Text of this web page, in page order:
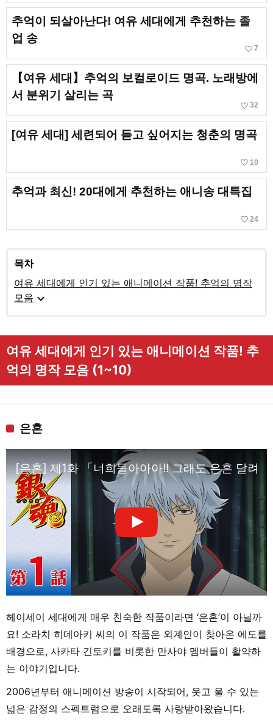
추억이 되살아난다! 여유 세대에게 추천하는 졸
업 송
favorite_border 7
【여유 세대】추억의 보컬로이드 명곡. 노래방에
서 분위기 살리는 곡
favorite_border 32
[여유 세대] 세련되어 듣고 싶어지는 청춘의 명곡
favorite_border 10
추억과 최신! 20대에게 추천하는 애니송 대특집
favorite_border 24
목차
여유 세대에게 인기 있는 애니메이션 작품! 추억의 명작
모음 expand_more
여유 세대에게 인기 있는 애니메이션 작품! 추
억의 명작 모음 (1~10)
은혼
[은혼] 제1화 「너희들아아아!! 그래도 은혼 달려
헤이세이 세대에게 매우 친숙한 작품이라면 ‘은혼’이 아닐까
요! 소라치 히데아키 씨의 이 작품은 외계인이 찾아온 에도를
배경으로, 사카타 긴토키를 비롯한 만사야 멤버들이 활약하
는 이야기입니다.
2006년부터 애니메이션 방송이 시작되어, 웃고 울 수 있는
넓은 감정의 스펙트럼으로 오래도록 사랑받아왔습니다.